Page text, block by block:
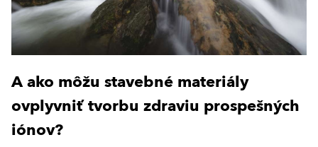
A ako môžu stavebné materiály
ovplyvniť tvorbu zdraviu prospešných
iónov?